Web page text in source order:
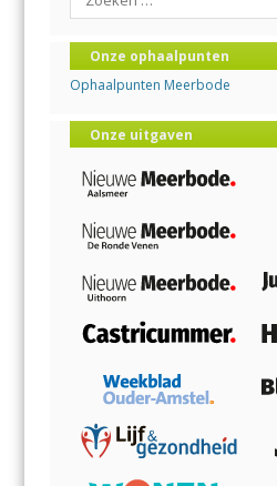
Onze ophaalpunten
Ophaalpunten Meerbode
Onze uitgaven